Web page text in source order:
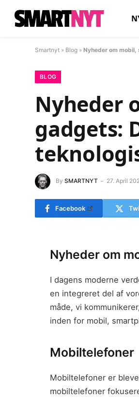
Smartnyt » Blog » Nyheder om
BLOG
Nyheder
gadgets:
By SMARTNYT 27. April
Facebook
Nyheder om
I dagens moderne
en integreret del af
måde, vi
inden for mobil,
Mobiltelefoner
Mobiltelefoner er
mobiltelefoner